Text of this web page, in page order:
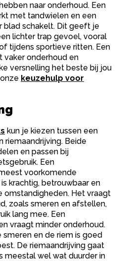
naar onderhoud. Een
met tandwielen en een
blad schakelt. Dit geeft je
lichter trap gevoel, vooral
tijdens sportieve ritten. Een
vaker onderhoud en
versnelling het beste bij jou
keuzehulp voor
kun je kiezen tussen een
riemaandrijving. Beide
en passen bij
Een
voorkomende
krachtig, betrouwbaar en
omstandigheden. Het vraagt
zoals smeren en afstellen,
lang mee. Een
vraagt minder onderhoud.
en de riem is goed
De riemaandrijving gaat
meestal wel wat duurder in